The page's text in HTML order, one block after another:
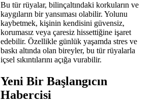
Bu tür rüyalar, bilinçaltındaki korkuların ve
kaygıların bir yansıması olabilir. Yolunu
kaybetmek, kişinin kendisini güvensiz,
korumasız veya çaresiz hissettiğine işaret
edebilir. Özellikle günlük yaşamda stres ve
baskı altında olan bireyler, bu tür rüyalarla
içsel sıkıntılarını açığa vurabilir.
Yeni Bir Başlangıcın
Habercisi